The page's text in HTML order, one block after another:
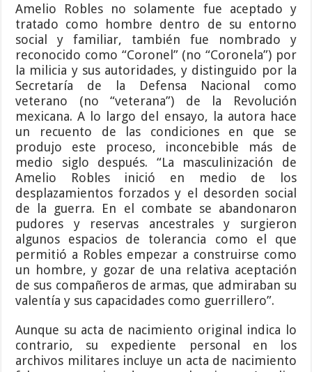
Amelio Robles no solamente fue aceptado y
tratado como hombre dentro de su entorno
social y familiar, también fue nombrado y
reconocido como “Coronel” (no “Coronela”) por
la milicia y sus autoridades, y distinguido por la
Secretaría de la Defensa Nacional como
veterano (no “veterana”) de la Revolución
mexicana. A lo largo del ensayo, la autora hace
un recuento de las condiciones en que se
produjo este proceso, inconcebible más de
medio siglo después. “La masculinización de
Amelio Robles inició en medio de los
desplazamientos forzados y el desorden social
de la guerra. En el combate se abandonaron
pudores y reservas ancestrales y surgieron
algunos espacios de tolerancia como el que
permitió a Robles empezar a construirse como
un hombre, y gozar de una relativa aceptación
de sus compañeros de armas, que admiraban su
valentía y sus capacidades como guerrillero”.
Aunque su acta de nacimiento original indica lo
contrario, su expediente personal en los
archivos militares incluye un acta de nacimiento